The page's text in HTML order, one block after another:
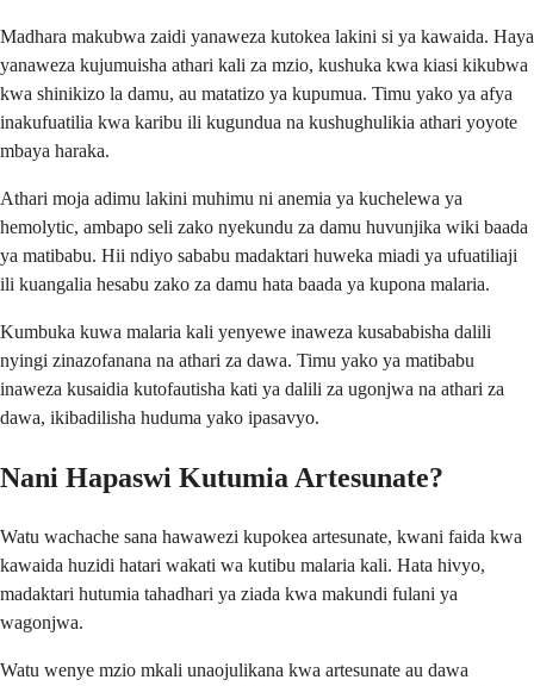
Madhara makubwa zaidi yanaweza kutokea lakini si ya kawaida. Haya
yanaweza kujumuisha athari kali za mzio, kushuka kwa kiasi kikubwa
kwa shinikizo la damu, au matatizo ya kupumua. Timu yako ya afya
inakufuatilia kwa karibu ili kugundua na kushughulikia athari yoyote
mbaya haraka.
Athari moja adimu lakini muhimu ni anemia ya kuchelewa ya
hemolytic, ambapo seli zako nyekundu za damu huvunjika wiki baada
ya matibabu. Hii ndiyo sababu madaktari huweka miadi ya ufuatiliaji
ili kuangalia hesabu zako za damu hata baada ya kupona malaria.
Kumbuka kuwa malaria kali yenyewe inaweza kusababisha dalili
nyingi zinazofanana na athari za dawa. Timu yako ya matibabu
inaweza kusaidia kutofautisha kati ya dalili za ugonjwa na athari za
dawa, ikibadilisha huduma yako ipasavyo.
Nani Hapaswi Kutumia Artesunate?
Watu wachache sana hawawezi kupokea artesunate, kwani faida kwa
kawaida huzidi hatari wakati wa kutibu malaria kali. Hata hivyo,
madaktari hutumia tahadhari ya ziada kwa makundi fulani ya
wagonjwa.
Watu wenye mzio mkali unaojulikana kwa artesunate au dawa